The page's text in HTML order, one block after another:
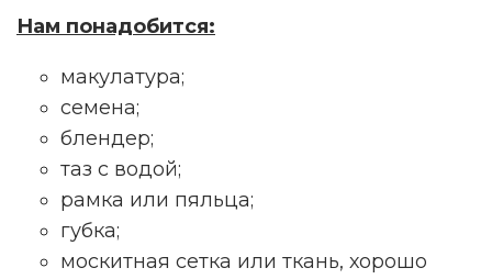
Нам понадобится:
макулатура;
семена;
блендер;
таз с водой;
рамка или пяльца;
губка;
москитная сетка или ткань, хорошо